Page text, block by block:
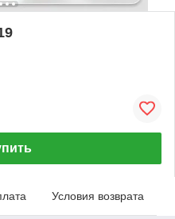
Условия возврата